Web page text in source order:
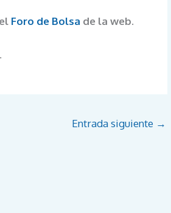
Foro de Bolsa de la web.
Entrada siguiente →